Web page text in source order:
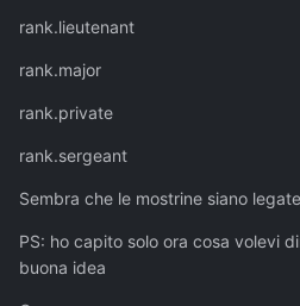
rank.lieutenant
rank.major
rank.private
rank.sergeant
Sembra che le mostrine siano
PS: ho capito solo ora cosa volevi
buona idea